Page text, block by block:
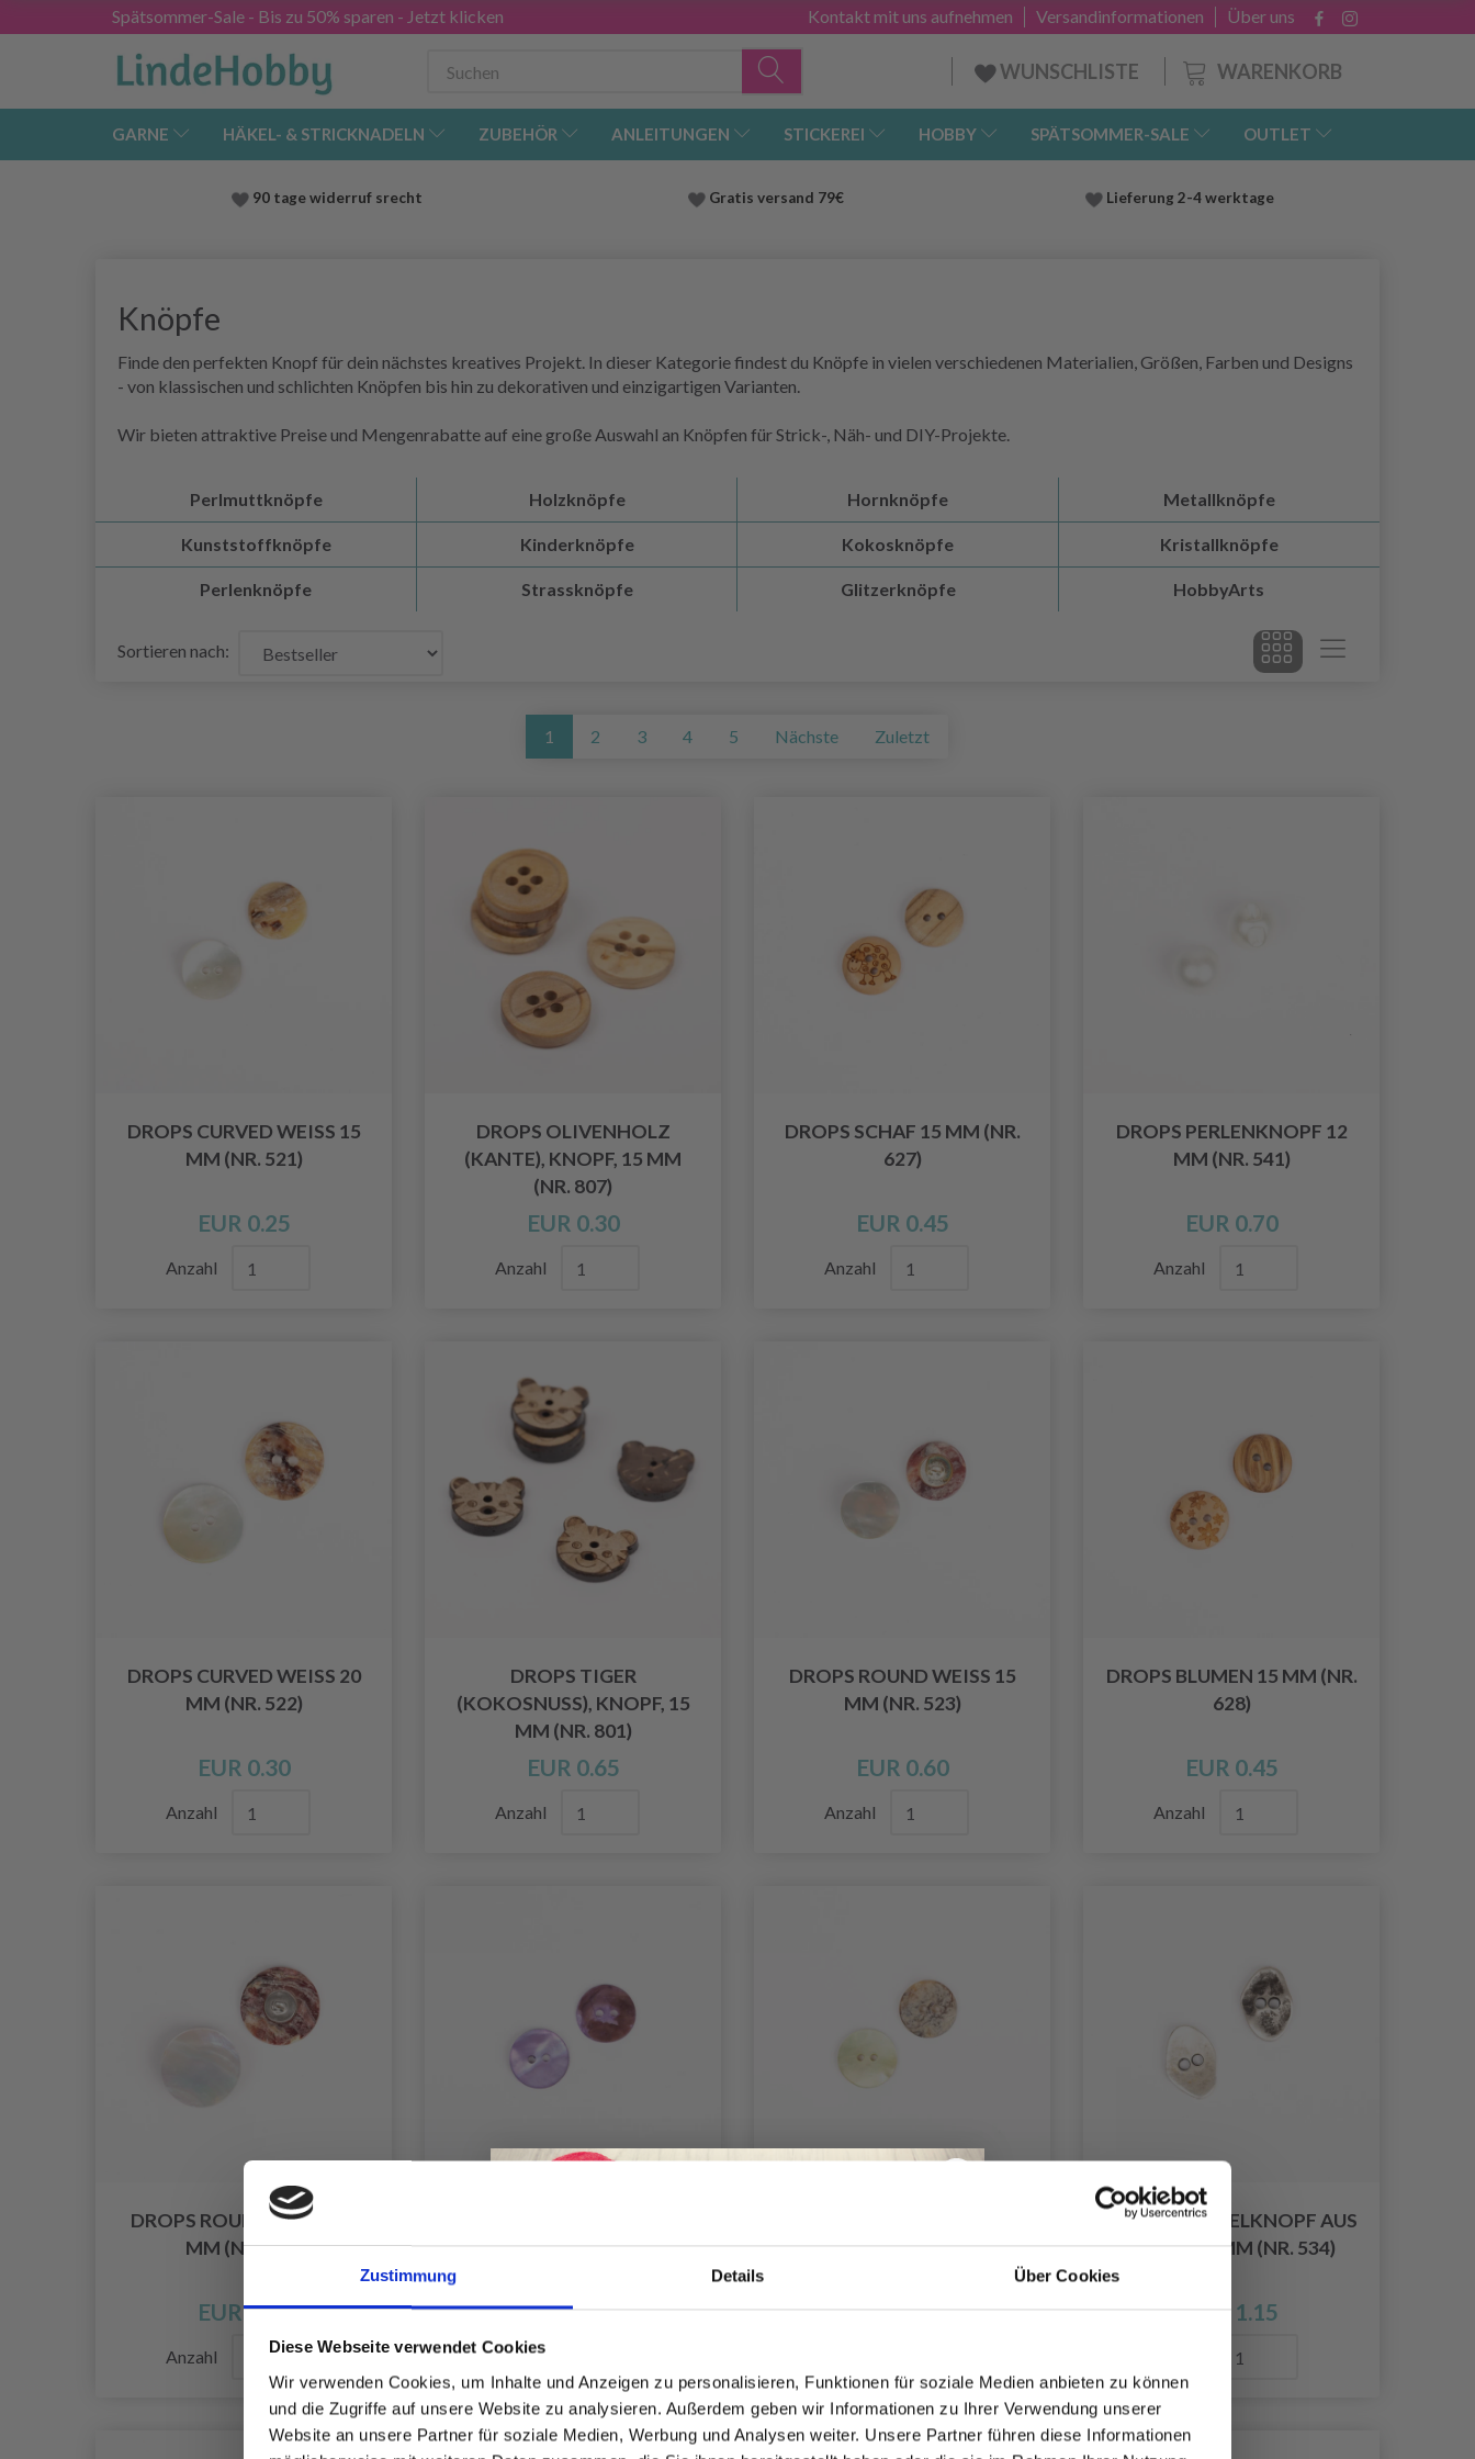
Zustimmung Details Über Cookies
Diese Webseite verwendet Cookies
Wir verwenden Cookies, um Inhalte und Anzeigen zu personalisieren, Funktionen für soziale Medien anbieten zu können
und die Zugriffe auf unsere Website zu analysieren. Außerdem geben wir Informationen zu Ihrer Verwendung unserer
Website an unsere Partner für soziale Medien, Werbung und Analysen weiter. Unsere Partner führen diese Informationen
Spätsommer-Sale - Bis zu 50% sparen - Jetzt klicken Über uns
Versandinformationen
Kontakt mit uns aufnehmen
WARENKORB
WUNSCHLISTE
GARNE HÄKEL- & STRICKNADELN ZUBEHÖR ANLEITUNGEN STICKEREI HOBBY SPÄTSOMMER-SALE OUTLET
90 tage widerruf srecht Gratis versand 79€ Lieferung 2-4 werktage
Knöpfe
Finde den perfekten Knopf für dein nächstes kreatives Projekt. In dieser Kategorie findest du Knöpfe in vielen verschiedenen Materialien, Größen, Farben und Designs
- von klassischen und schlichten Knöpfen bis hin zu dekorativen und einzigartigen Varianten.
Wir bieten attraktive Preise und Mengenrabatte auf eine große Auswahl an Knöpfen für Strick-, Näh- und DIY-Projekte.
Perlmuttknöpfe Holzknöpfe Hornknöpfe Metallknöpfe
Kunststoffknöpfe Kinderknöpfe Kokosknöpfe Kristallknöpfe
Perlenknöpfe Strassknöpfe Glitzerknöpfe HobbyArts
Sortieren nach:
1 2 3 4 5 Nächste Zuletzt
DROPS CURVED WEISS 15 M
M (NR. 521)
EUR 0.25
Anzahl
DROPS OLIVENHOLZ
(KANTE), KNOPF, 15 MM
(NR. 807)
EUR 0.30
Anzahl
DROPS SCHAF 15 MM (NR.
627)
EUR 0.45
Anzahl
DROPS PERLENKNOPF 12
MM (NR. 541)
EUR 0.70
Anzahl
DROPS CURVED WEISS 20 M
M (NR. 522)
EUR 0.30
Anzahl
DROPS TIGER
(KOKOSNUSS), KNOPF, 15
MM (NR. 801)
EUR 0.65
Anzahl
DROPS ROUND WEISS 15 M
M (NR. 523)
EUR 0.60
Anzahl
DROPS BLUMEN 15 MM (NR.
628)
EUR 0.45
Anzahl
DROPS ROUND WEISS 20 M
M (NR. 524)
EUR 0.65
Anzahl
(NR. 619)
EUR 0.85
Anzahl
MM (NR. 620)
EUR 0.85
DROPS WINKELKNOPF AUS
SILBER 20 MM (NR. 534)
EUR 1.15
50% Rabatt
Werde ein Teil unserer Garn-Community
und erhalte exklusiven Zugang zu